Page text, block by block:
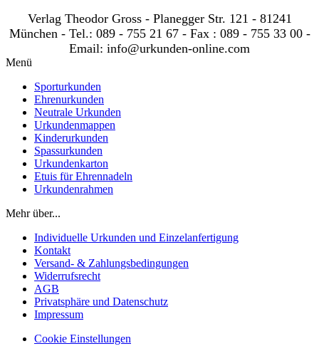
Verlag Theodor Gross - Planegger Str. 121 - 81241
München - Tel.: 089 - 755 21 67 - Fax : 089 - 755 33 00 -
Email: info@urkunden-online.com
Menü
Sporturkunden
Ehrenurkunden
Neutrale Urkunden
Urkundenmappen
Kinderurkunden
Spassurkunden
Urkundenkarton
Etuis für Ehrennadeln
Urkundenrahmen
Mehr über...
Individuelle Urkunden und Einzelanfertigung
Kontakt
Versand- & Zahlungsbedingungen
Widerrufsrecht
AGB
Privatsphäre und Datenschutz
Impressum
Cookie Einstellungen